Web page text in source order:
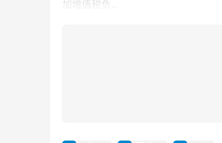
加增值税负...